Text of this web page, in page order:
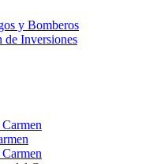
y Bomberos
de Inversiones